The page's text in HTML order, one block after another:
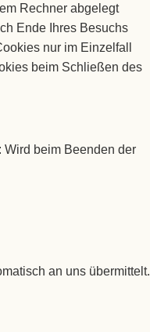
Rechner abgelegt
Ende Ihres Besuchs
nur im Einzelfall
beim Schließen des
beim Beenden der
an uns übermittelt.